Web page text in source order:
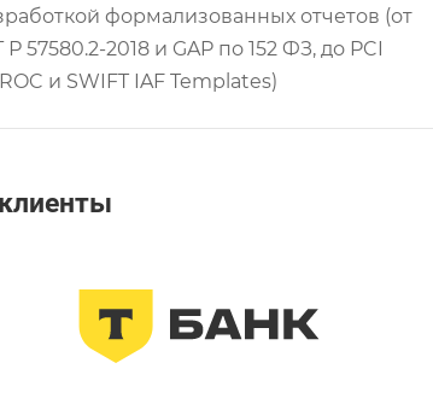
формализованных отчетов (от
Р 57580.2-2018 и GAP по 152 ФЗ, до PCI
и SWIFT IAF Templates)